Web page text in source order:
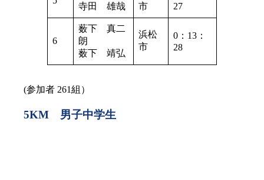
寺田 雄哉 市 27
6
薮下 真二
朗
薮下 靖弘
浜松
市
0：13：
28
(参加者 261組）
5KM 男子中学生